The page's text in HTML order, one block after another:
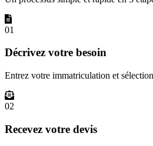
01
Décrivez votre besoin
Entrez votre immatriculation et
02
Recevez votre devis